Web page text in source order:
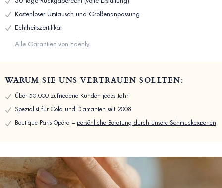
Kostenloser Umtausch und Größenanpassung
Echtheitszertifikat
Alle Garantien von Edenly
WARUM SIE UNS VERTRAUEN SOLLTEN:
Über 50.000 zufriedene Kunden jedes Jahr
Spezialist für Gold und Diamanten seit 2008
Boutique Paris Opéra – persönliche Beratung durch unsere Schmuckexperten